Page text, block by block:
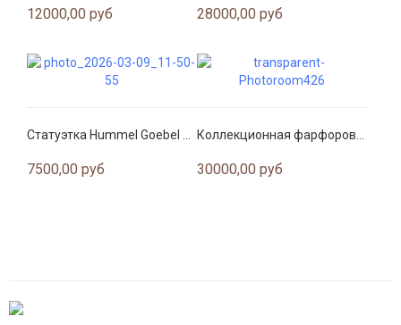
12000,00 руб 28000,00 руб
7500,00 руб 30000,00 руб